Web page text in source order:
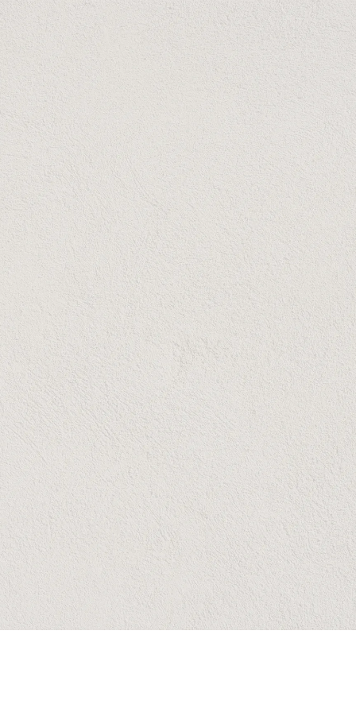
6 INVITADOS
Abrir la Invitación
Comparte tus Fotos